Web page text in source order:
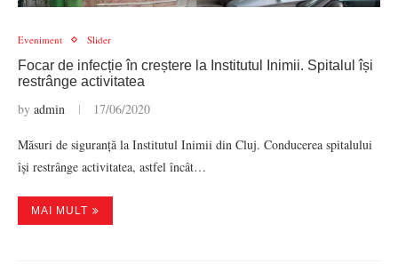
Eveniment Slider
Focar de infecție în creștere la Institutul Inimii. Spitalul își
restrânge activitatea
by admin 17/06/2020
Măsuri de siguranță la Institutul Inimii din Cluj. Conducerea spitalului
își restrânge activitatea, astfel încât…
MAI MULT